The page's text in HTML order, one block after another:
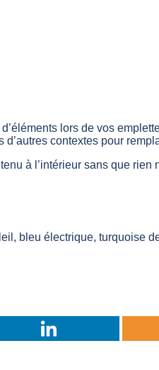
lors de vos
contextes pour
à l’intérieur sans que rien
bleu électrique, turquoise